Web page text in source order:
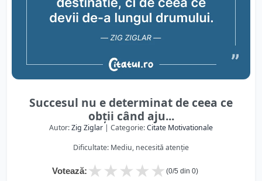
Succesul nu e determinat de ceea ce
obții când aju...
Autor:Zig Ziglar | Categorie:Citate Motivationale
Dificultate: Mediu, necesită atenție
Votează: ★
★
★
★
★ (0/5 din 0)